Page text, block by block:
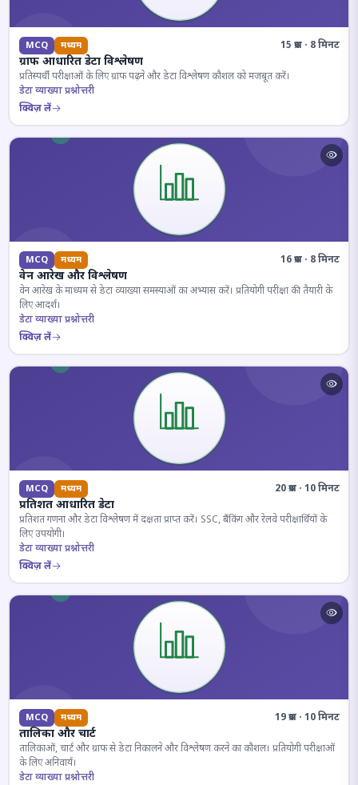
MCQ मध्यम 15 प्रश्न · 8 मिनट
ग्राफ आधारित डेटा विश्लेषण
प्रतिस्पर्धी परीक्षाओं के लिए ग्राफ पढ़ने और डेटा विश्लेषण कौशल को मजबूत करें।
डेटा व्याख्या प्रश्नोत्तरी
क्विज़ लें
MCQ मध्यम 16 प्रश्न · 8 मिनट
वेन आरेख और विश्लेषण
वेन आरेख के माध्यम से डेटा व्याख्या समस्याओं का अभ्यास करें। प्रतियोगी परीक्षा की तैयारी के
लिए आदर्श।
डेटा व्याख्या प्रश्नोत्तरी
क्विज़ लें
MCQ मध्यम 20 प्रश्न · 10 मिनट
प्रतिशत आधारित डेटा
प्रतिशत गणना और डेटा विश्लेषण में दक्षता प्राप्त करें। SSC, बैंकिंग और रेलवे परीक्षार्थियों के
लिए उपयोगी।
डेटा व्याख्या प्रश्नोत्तरी
क्विज़ लें
MCQ मध्यम 19 प्रश्न · 10 मिनट
तालिका और चार्ट
तालिकाओं, चार्ट और ग्राफ से डेटा निकालने और विश्लेषण करने का कौशल। प्रतियोगी परीक्षाओं
के लिए अनिवार्य।
डेटा व्याख्या प्रश्नोत्तरी